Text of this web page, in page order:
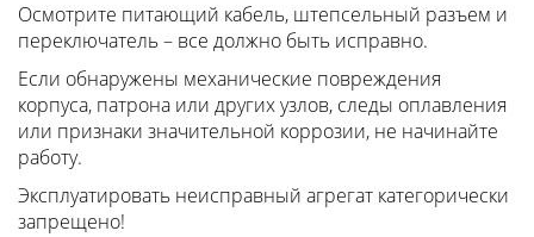
Осмотрите питающий кабель, штепсельный разъем и
переключатель – все должно быть исправно.
Если обнаружены механические повреждения
корпуса, патрона или других узлов, следы оплавления
или признаки значительной коррозии, не начинайте
работу.
Эксплуатировать неисправный агрегат категорически
запрещено!